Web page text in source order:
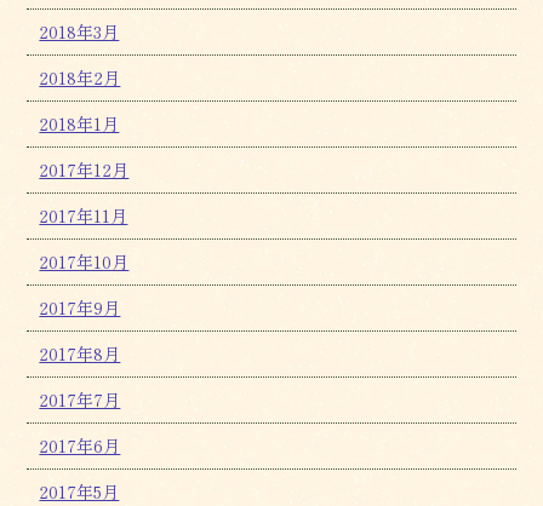
2018年3月
2018年2月
2018年1月
2017年12月
2017年11月
2017年10月
2017年9月
2017年8月
2017年7月
2017年6月
2017年5月